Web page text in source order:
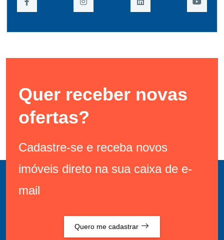
Quer receber novas
ofertas?
Cadastre-se e receba novos
imóveis direto na sua caixa de e-
mail
Quero me cadastrar